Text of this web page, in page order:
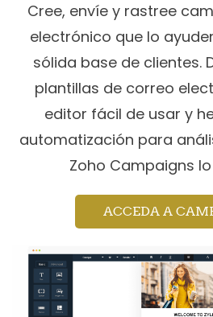
Cree, envíe y rastree
electrónico que lo
sólida base de clientes.
plantillas de correo
editor fácil de usar y
automatización para
Zoho Campaigns
ACCEDA A